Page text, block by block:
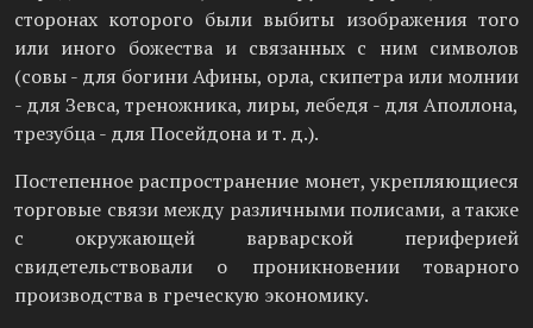
сторонах которого были выбиты изображения того
или иного божества и связанных с ним символов
(совы - для богини Афины, орла, скипетра или молнии
- для Зевса, треножника, лиры, лебедя - для Аполлона,
трезубца - для Посейдона и т. д.).
Постепенное распространение монет, укрепляющиеся
торговые связи между различными полисами, а также
с окружающей варварской периферией
свидетельствовали о проникновении товарного
производства в греческую экономику.